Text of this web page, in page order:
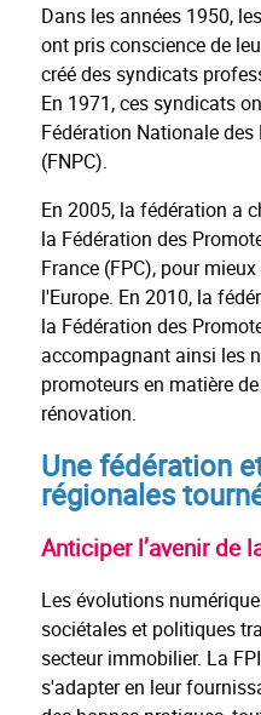
Dans les années 1950,
ont pris conscience de
créé des syndicats
En 1971, ces syndicats
Fédération Nationale
(FNPC).
En 2005, la fédération a
la Fédération des
France (FPC), pour
l'Europe. En 2010, la
la Fédération des
accompagnant ainsi les
promoteurs en matière
rénovation.
Une fédération
régionales
Anticiper l’avenir de
Les évolutions
sociétales et politiques
secteur immobilier. La
s'adapter en leur